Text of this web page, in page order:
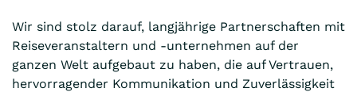
Wir sind stolz darauf, langjährige Partnerschaften mit
Reiseveranstaltern und -unternehmen auf der
ganzen Welt aufgebaut zu haben, die auf Vertrauen,
hervorragender Kommunikation und Zuverlässigkeit